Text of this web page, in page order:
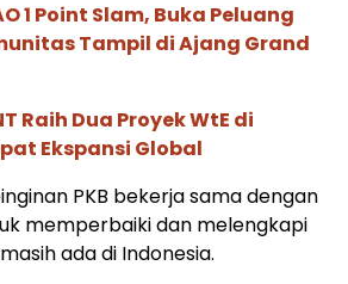
1 Point Slam, Buka Peluang
Tampil di Ajang Grand
Raih Dua Proyek WtE di
Ekspansi Global
PKB bekerja sama dengan
memperbaiki dan melengkapi
ada di Indonesia.